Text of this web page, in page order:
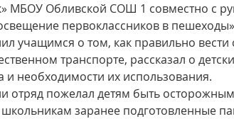
МБОУ Обливской СОШ 1 совместно с
первоклассников в
учащимся о том, как правильно
транспорте, рассказал о
и необходимости их использования.
отряд пожелал детям быть
заранее подготовленные